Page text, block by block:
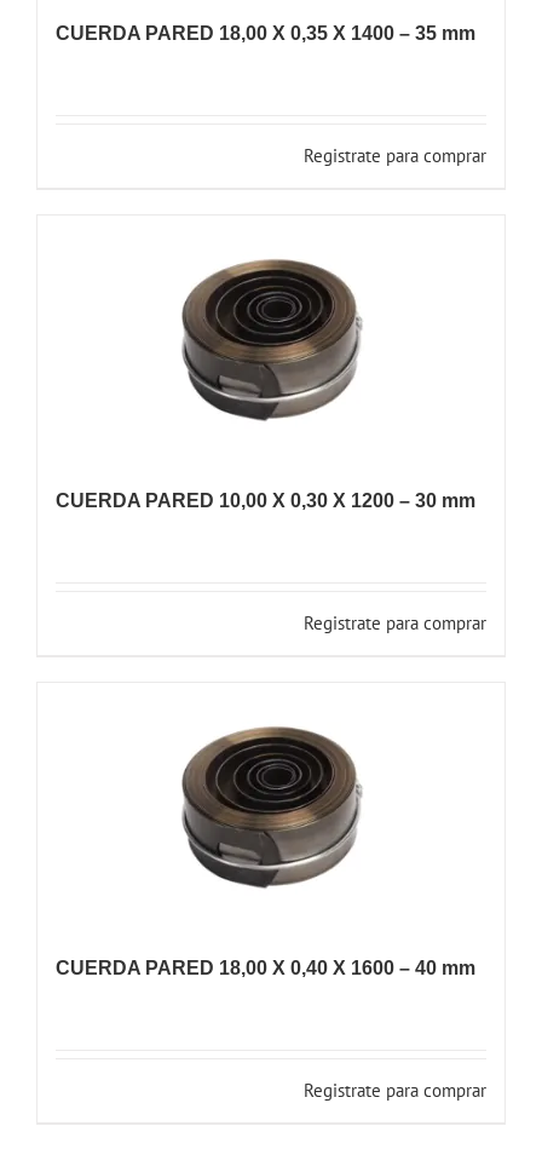
CUERDA PARED 18,00 X 0,35 X 1400 – 35 mm
Registrate para comprar
CUERDA PARED 10,00 X 0,30 X 1200 – 30 mm
Registrate para comprar
CUERDA PARED 18,00 X 0,40 X 1600 – 40 mm
Registrate para comprar